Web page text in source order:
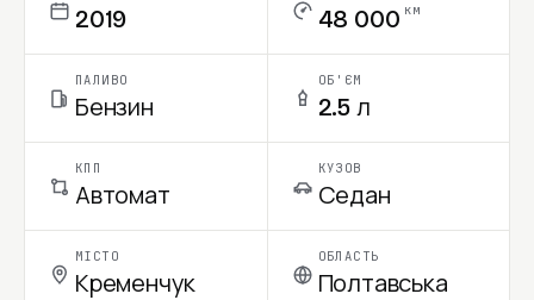
2019 48 000 км
ПАЛИВО
Бензин
ОБ'ЄМ
2.5 л
КПП
Автомат
КУЗОВ
Седан
МІСТО
Кременчук
ОБЛАСТЬ
Полтавська